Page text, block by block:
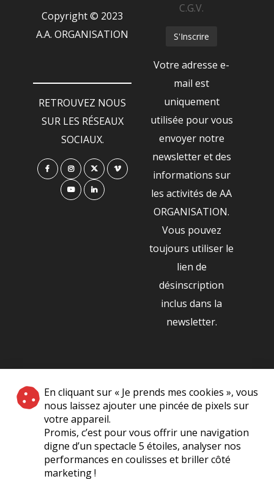
En cliquant sur « Je prends mes cookies », vous
nous laissez ajouter une pincée de pixels sur
votre appareil.
Promis, c’est pour vous offrir une navigation
digne d’un spectacle 5 étoiles, analyser nos
performances en coulisses et briller côté
marketing !
Copyright © 2023
A.A. ORGANISATION
RETROUVEZ NOUS
SUR LES RÉSEAUX
SOCIAUX.
C.G.V.
Votre adresse e-
mail est
uniquement
utilisée pour vous
envoyer notre
newsletter et des
informations sur
les activités de AA
ORGANISATION.
Vous pouvez
toujours utiliser le
lien de
désinscription
inclus dans la
newsletter.
NOS PARTENAIRES
|